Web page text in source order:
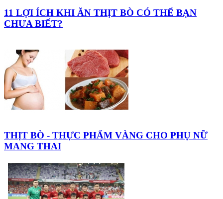
11 LỢI ÍCH KHI ĂN THỊT BÒ CÓ THỂ BẠN
CHƯA BIẾT?
THỊT BÒ - THỰC PHẨM VÀNG CHO PHỤ NỮ
MANG THAI